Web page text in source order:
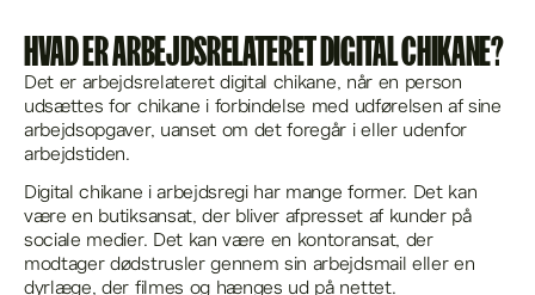
HVAD ER ARBEJDSRELATERET DIGITAL CHIKANE?
Det er arbejdsrelateret digital chikane, når en person
udsættes for chikane i forbindelse med udførelsen af sine
arbejdsopgaver, uanset om det foregår i eller udenfor
arbejdstiden.
Digital chikane i arbejdsregi har mange former. Det kan
være en butiksansat, der bliver afpresset af kunder på
sociale medier. Det kan være en kontoransat, der
modtager dødstrusler gennem sin arbejdsmail eller en
dyrlæge, der filmes og hænges ud på nettet.